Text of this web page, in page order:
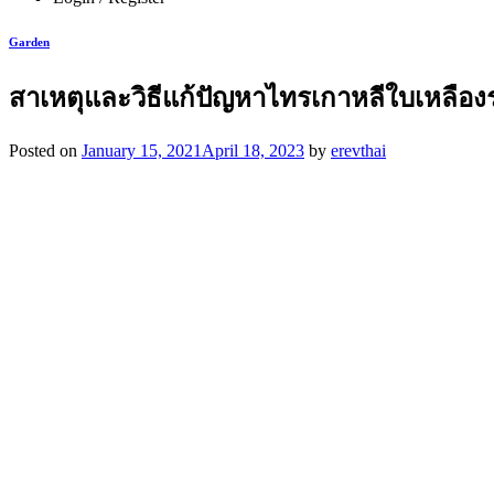
Garden
สาเหตุและวิธีแก้ปัญหาไทรเกาหลีใบเหลือง
Posted on January 15, 2021 April 18, 2023 by erevthai